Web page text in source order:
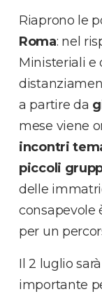
Riaprono le
Roma: nel
Ministeriali e
a partire da
mese viene
incontri
piccoli
delle
consapevole
per un
Il 2 luglio
importante